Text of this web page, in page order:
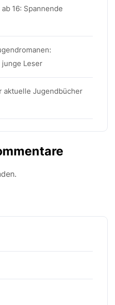
16: Spannende
Leser
aktuelle Jugendbücher